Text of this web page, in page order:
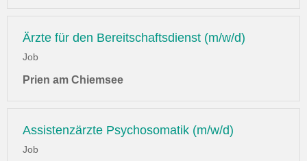
Ärzte für den Bereitschaftsdienst (m/w/d)
Job
Prien am Chiemsee
Assistenzärzte Psychosomatik (m/w/d)
Job